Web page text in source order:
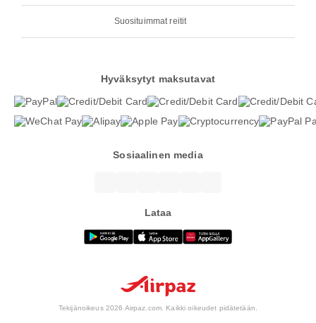
Suosituimmat reitit
Hyväksytyt maksutavat
Sosiaalinen media
Lataa
Tekijänoikeus 2026 Airpaz.com. Kaikki oikeudet pidätetään.